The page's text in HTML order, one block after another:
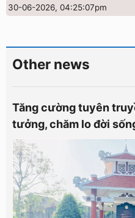
30-06-2026, 04:25:07pm
Other news
Tăng cường tuyên
tưởng, chăm lo đời